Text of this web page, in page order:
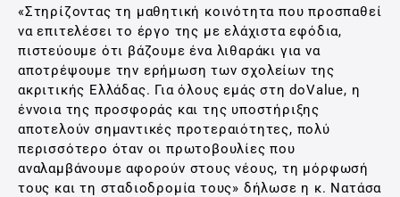
«Στηρίζοντας τη μαθητική κοινότητα που προσπαθεί
να επιτελέσει το έργο της με ελάχιστα εφόδια,
πιστεύουμε ότι βάζουμε ένα λιθαράκι για να
αποτρέψουμε την ερήμωση των σχολείων της
ακριτικής Ελλάδας. Για όλους εμάς στη doValue, η
έννοια της προσφοράς και της υποστήριξης
αποτελούν σημαντικές προτεραιότητες, πολύ
περισσότερο όταν οι πρωτοβουλίες που
αναλαμβάνουμε αφορούν στους νέους, τη μόρφωσή
τους και τη σταδιοδρομία τους» δήλωσε η κ. Νατάσα